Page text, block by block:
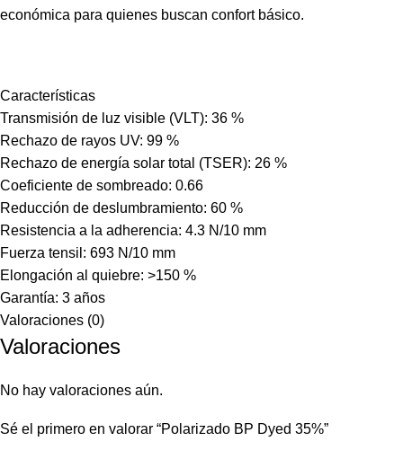
económica para quienes buscan confort básico.
Características
Transmisión de luz visible (VLT): 36 %
Rechazo de rayos UV: 99 %
Rechazo de energía solar total (TSER): 26 %
Coeficiente de sombreado: 0.66
Reducción de deslumbramiento: 60 %
Resistencia a la adherencia: 4.3 N/10 mm
Fuerza tensil: 693 N/10 mm
Elongación al quiebre: >150 %
Garantía: 3 años
Valoraciones (0)
Valoraciones
No hay valoraciones aún.
Sé el primero en valorar “Polarizado BP Dyed 35%”